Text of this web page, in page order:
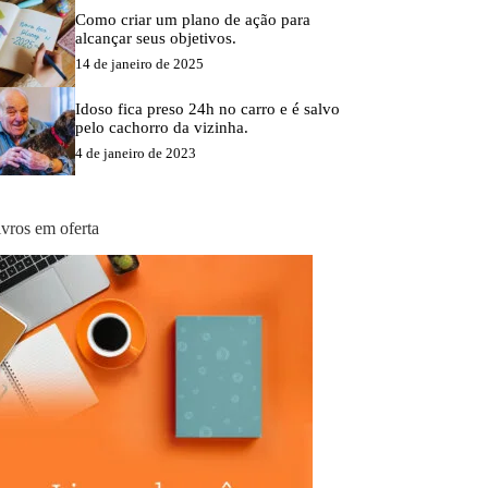
Como criar um plano de ação para
alcançar seus objetivos.
14 de janeiro de 2025
Idoso fica preso 24h no carro e é salvo
pelo cachorro da vizinha.
4 de janeiro de 2023
em oferta